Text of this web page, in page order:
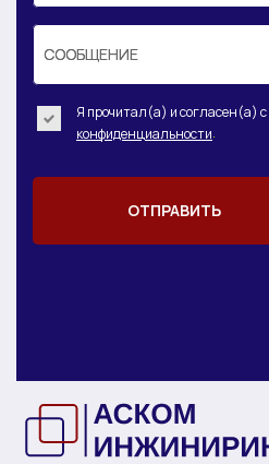
СООБЩЕНИЕ
СООБЩЕНИЕ
Я прочитал(а) и согласен(а) с
конфиденциальности.
ОТПРАВИТЬ